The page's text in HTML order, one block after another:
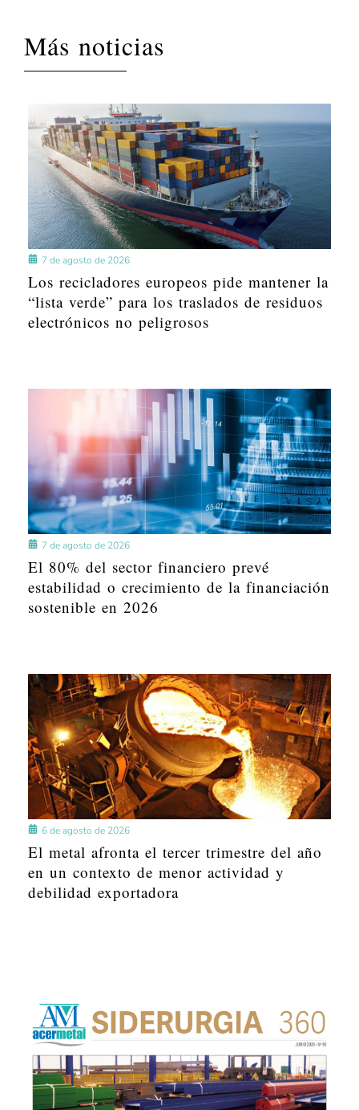
Más noticias
7 de agosto de 2026
Los recicladores europeos pide mantener la
“lista verde” para los traslados de residuos
electrónicos no peligrosos
7 de agosto de 2026
El 80% del sector financiero prevé
estabilidad o crecimiento de la financiación
sostenible en 2026
6 de agosto de 2026
El metal afronta el tercer trimestre del año
en un contexto de menor actividad y
debilidad exportadora